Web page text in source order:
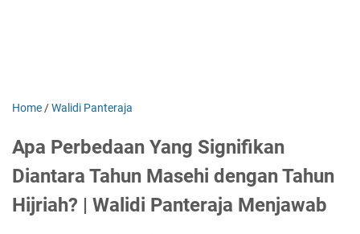
Home /Walidi Panteraja
Apa Perbedaan Yang Signifikan
Diantara Tahun Masehi dengan Tahun
Hijriah? | Walidi Panteraja Menjawab